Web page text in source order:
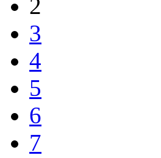
2
3
4
5
6
7